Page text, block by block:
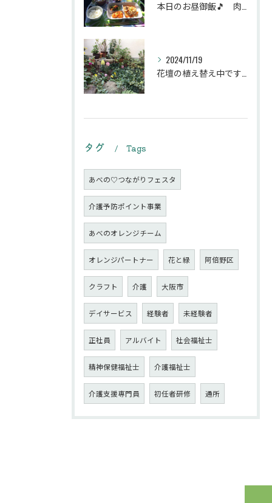
2024/11/19
タグ Tags
あべの♡つながりフェスタ
介護予防ポイント事業
あべのオレンジチーム
オレンジパートナー 花と緑 阿倍野区
クラフト 介護 大阪市
デイサービス 経験者 未経験者
正社員 アルバイト 社会福祉士
精神保健福祉士 介護福祉士
介護支援専門員 初任者研修 通所